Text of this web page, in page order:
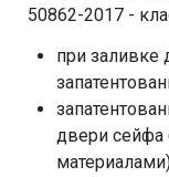
50862-2017 -
при заливке
двери